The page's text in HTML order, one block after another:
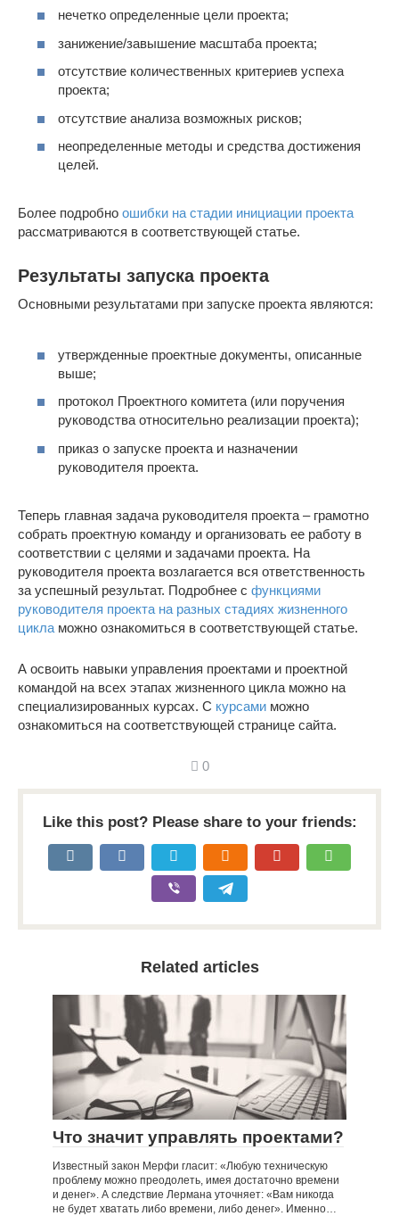
нечетко определенные цели проекта;
занижение/завышение масштаба проекта;
отсутствие количественных критериев успеха
проекта;
отсутствие анализа возможных рисков;
неопределенные методы и средства достижения
целей.
Более подробно ошибки на стадии инициации проекта
рассматриваются в соответствующей статье.
Результаты запуска проекта
Основными результатами при запуске проекта являются:
утвержденные проектные документы, описанные
выше;
протокол Проектного комитета (или поручения
руководства относительно реализации проекта);
приказ о запуске проекта и назначении
руководителя проекта.
Теперь главная задача руководителя проекта – грамотно
собрать проектную команду и организовать ее работу в
соответствии с целями и задачами проекта. На
руководителя проекта возлагается вся ответственность
за успешный результат. Подробнее с функциями
руководителя проекта на разных стадиях жизненного
цикла можно ознакомиться в соответствующей статье.
А освоить навыки управления проектами и проектной
командой на всех этапах жизненного цикла можно на
специализированных курсах. С курсами можно
ознакомиться на соответствующей странице сайта.
0
Like this post? Please share to your friends:
Related articles
Что значит управлять проектами?
Известный закон Мерфи гласит: «Любую техническую
проблему можно преодолеть, имея достаточно времени
и денег». А следствие Лермана уточняет: «Вам никогда
не будет хватать либо времени, либо денег». Именно…